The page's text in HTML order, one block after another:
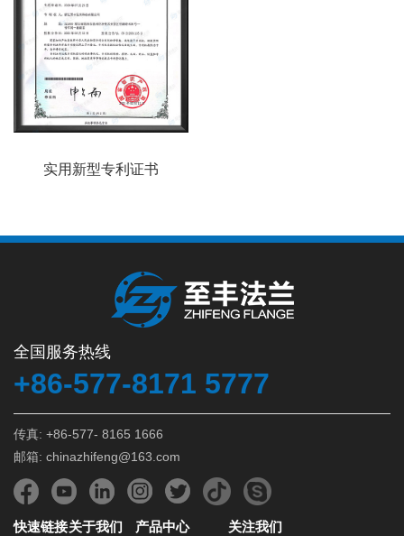
实用新型专利证书
全国服务热线
+86-577-8171 5777
传真: +86-577- 8165 1666
邮箱: chinazhifeng@163.com
快速链接关于我们 产品中心 关注我们